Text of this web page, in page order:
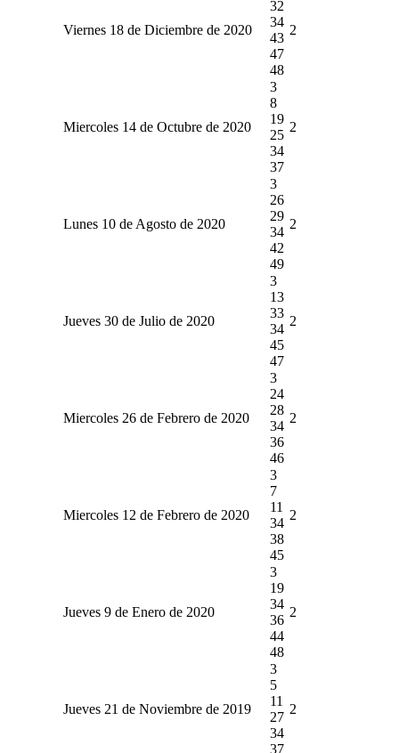
Viernes 18 de Diciembre de 2020
32
34
43
47
48
2
Miercoles 14 de Octubre de 2020
3
8
19
25
34
37
2
Lunes 10 de Agosto de 2020
3
26
29
34
42
49
2
Jueves 30 de Julio de 2020
3
13
33
34
45
47
2
Miercoles 26 de Febrero de 2020
3
24
28
34
36
46
2
Miercoles 12 de Febrero de 2020
3
7
11
34
38
45
2
Jueves 9 de Enero de 2020
3
19
34
36
44
48
2
Jueves 21 de Noviembre de 2019
3
5
11
27
34
37
2